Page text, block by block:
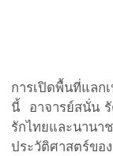
การเปิดพื้นที่แลก
นี้ อาจารย์สนั่น รั
รักไทยและนานา
ประวัติศาสตร์ขอ